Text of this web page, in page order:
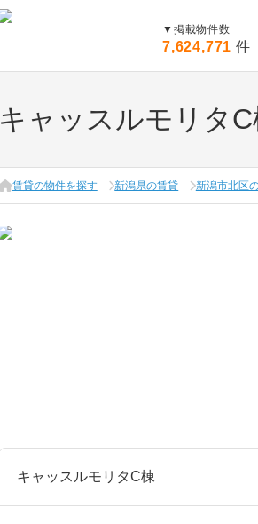
▼ 掲載物件数
7,624,771 件
キャッスルモリタ
賃貸の物件を探す 新潟県の賃貸 新潟市北区
キャッスルモリタC棟